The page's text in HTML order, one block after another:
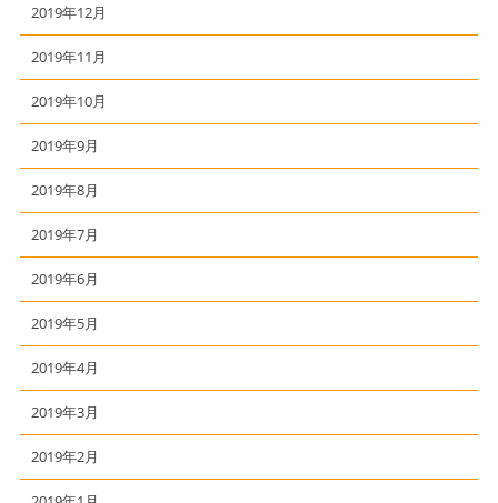
2019年12月
2019年11月
2019年10月
2019年9月
2019年8月
2019年7月
2019年6月
2019年5月
2019年4月
2019年3月
2019年2月